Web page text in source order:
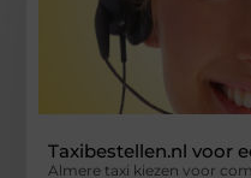
Taxibestellen.nl voor
Almere taxi kiezen voor